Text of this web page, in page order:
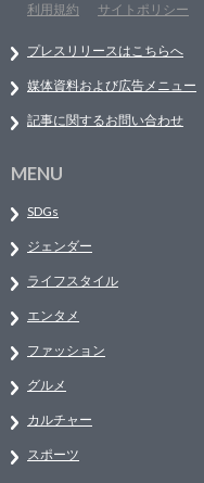
利用規約
サイトポリシー
プレスリリースはこちらへ
媒体資料および広告メニュー
記事に関するお問い合わせ
MENU
SDGs
ジェンダー
ライフスタイル
エンタメ
ファッション
グルメ
カルチャー
スポーツ